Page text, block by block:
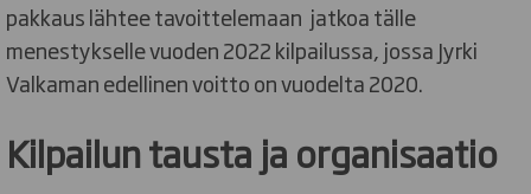
pakkaus lähtee tavoittelemaan jatkoa tälle
menestykselle vuoden 2022 kilpailussa, jossa Jyrki
Valkaman edellinen voitto on vuodelta 2020.
Kilpailun tausta ja organisaatio